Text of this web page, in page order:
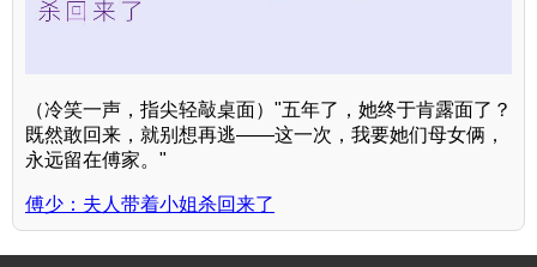
（冷笑一声，指尖轻敲桌面）"五年了，她终于肯露面了？
既然敢回来，就别想再逃——这一次，我要她们母女俩，
永远留在傅家。"
傅少：夫人带着小姐杀回来了